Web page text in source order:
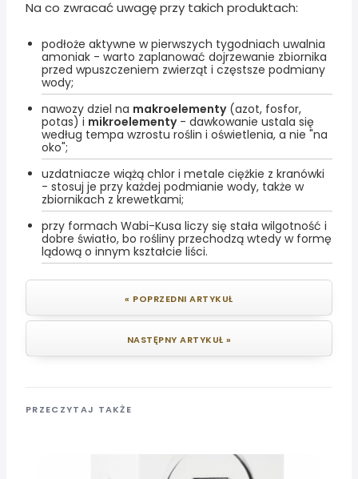
Na co zwracać uwagę przy takich produktach:
podłoże aktywne w pierwszych tygodniach uwalnia
amoniak - warto zaplanować dojrzewanie zbiornika
przed wpuszczeniem zwierząt i częstsze podmiany
wody;
nawozy dziel na makroelementy(azot, fosfor,
potas) i mikroelementy- dawkowanie ustala się
według tempa wzrostu roślin i oświetlenia, a nie "na
oko";
uzdatniacze wiążą chlor i metale ciężkie z kranówki
- stosuj je przy każdej podmianie wody, także w
zbiornikach z krewetkami;
przy formach Wabi-Kusa liczy się stała wilgotność i
dobre światło, bo rośliny przechodzą wtedy w formę
lądową o innym kształcie liści.
« POPRZEDNI ARTYKUŁ
NASTĘPNY ARTYKUŁ »
PRZECZYTAJ TAKŻE